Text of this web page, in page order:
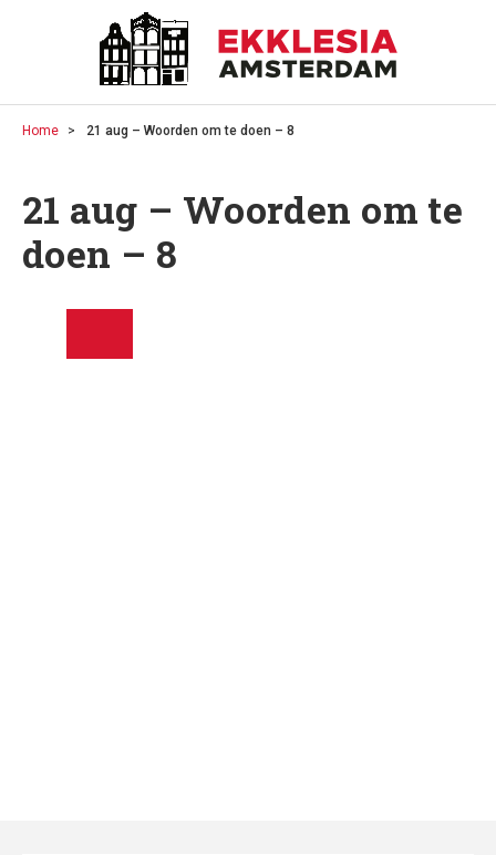
Home 21 aug – Woorden om te doen – 8
21 aug – Woorden om te
doen – 8